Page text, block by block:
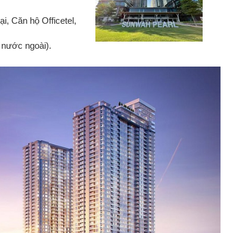
Căn hộ Officetel,
ngoài).